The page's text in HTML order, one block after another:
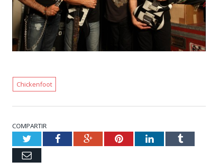
Chickenfoot
COMPARTIR
TwitterFacebookGoogle+PinterestLinkedInTumblr
Email